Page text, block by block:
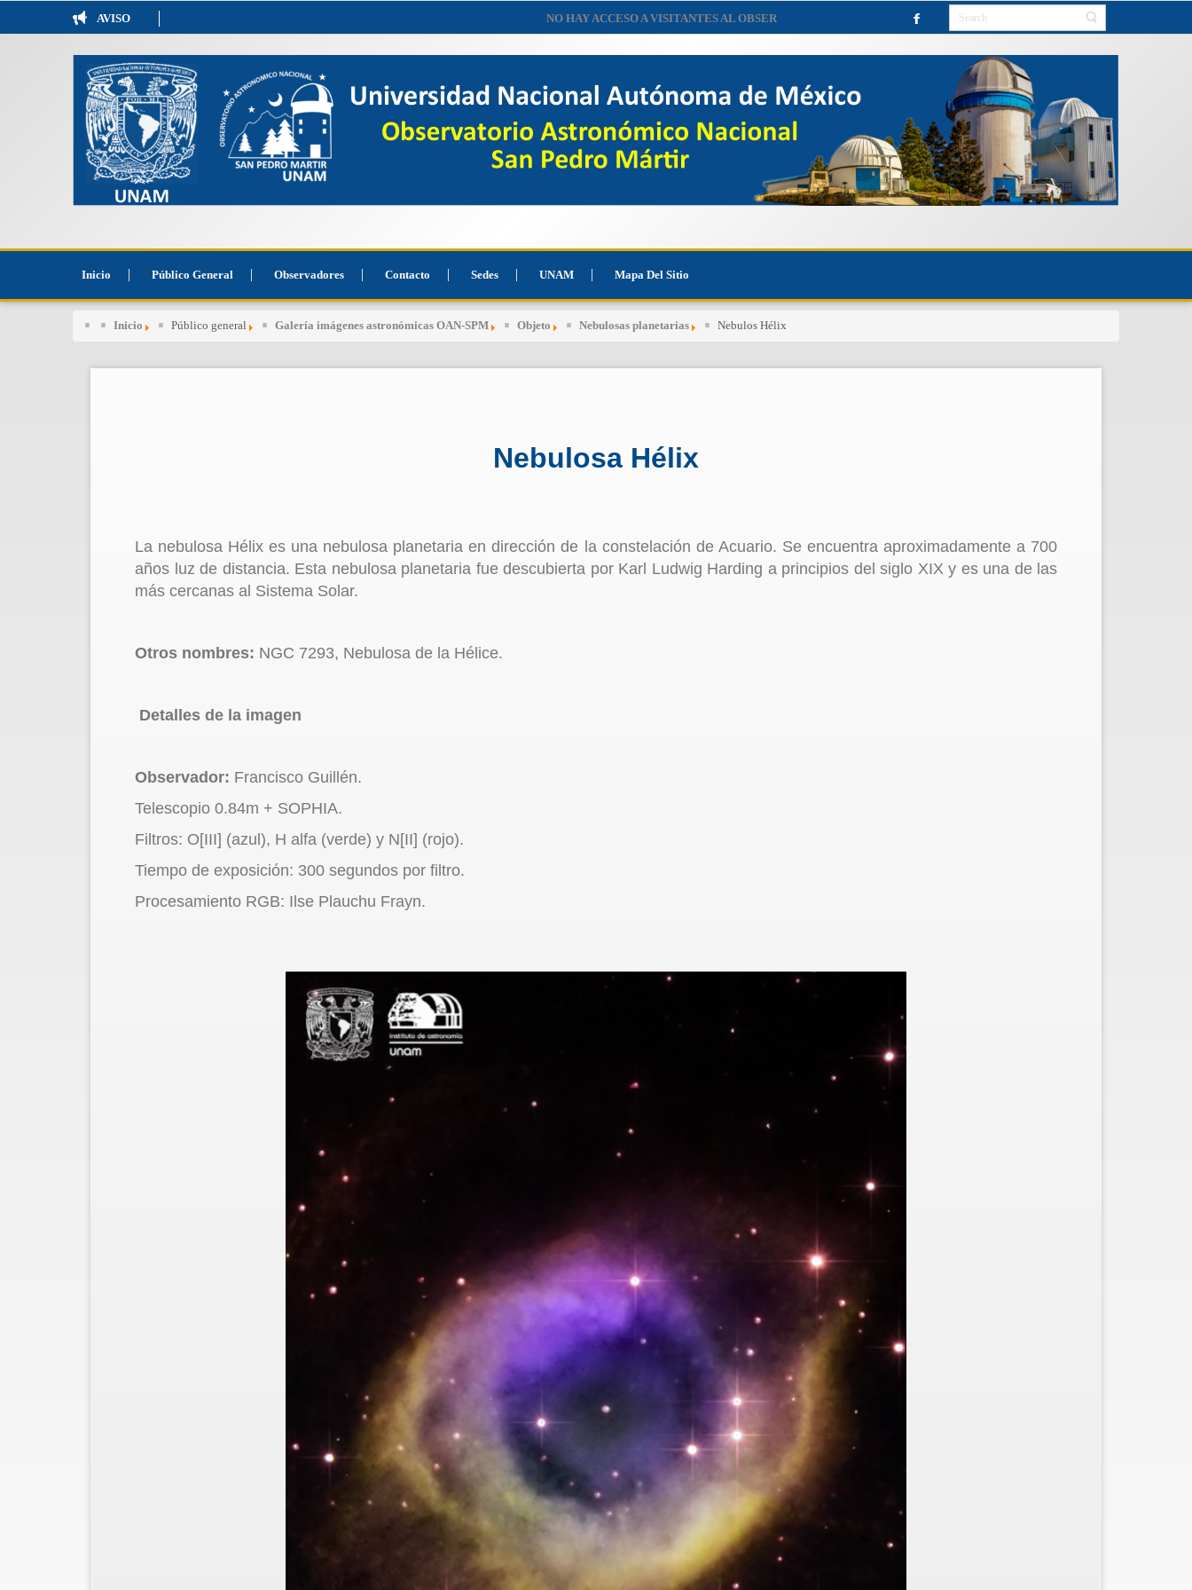
AVISO NO HAY ACCESO A VISITANTES AL OBSERVATORIO HASTA NUEVO AVISO.
Inicio Público General Observadores Contacto Sedes UNAM Mapa Del Sitio
Inicio Público general Galería imágenes astronómicas OAN-SPM Objeto Nebulosas planetarias Nebulos Hélix
Nebulosa Hélix
La nebulosa Hélix es una nebulosa planetaria en dirección de la constelación de Acuario. Se encuentra aproximadamente a 700
años luz de distancia. Esta nebulosa planetaria fue descubierta por Karl Ludwig Harding a principios del siglo XIX y es una de las
más cercanas al Sistema Solar.
Otros nombres: NGC 7293, Nebulosa de la Hélice.
Detalles de la imagen
Observador: Francisco Guillén.
Telescopio 0.84m + SOPHIA.
Filtros: O[III] (azul), H alfa (verde) y N[II] (rojo).
Tiempo de exposición: 300 segundos por filtro.
Procesamiento RGB: Ilse Plauchu Frayn.